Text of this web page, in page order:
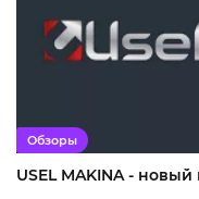
Обзоры
USEL MAKINA -